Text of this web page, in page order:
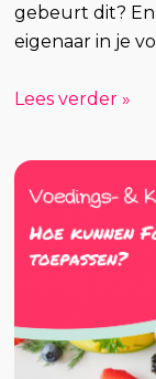
gebeurt dit?
eigenaar in je
Lees verder »